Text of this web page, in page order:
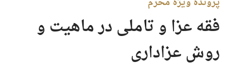
فقه عزا و تاملی در ماهیت و
روش عزاداری